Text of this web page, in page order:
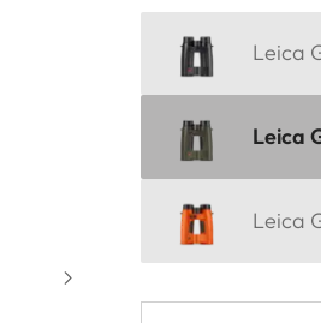
Leica
Leica
Leica